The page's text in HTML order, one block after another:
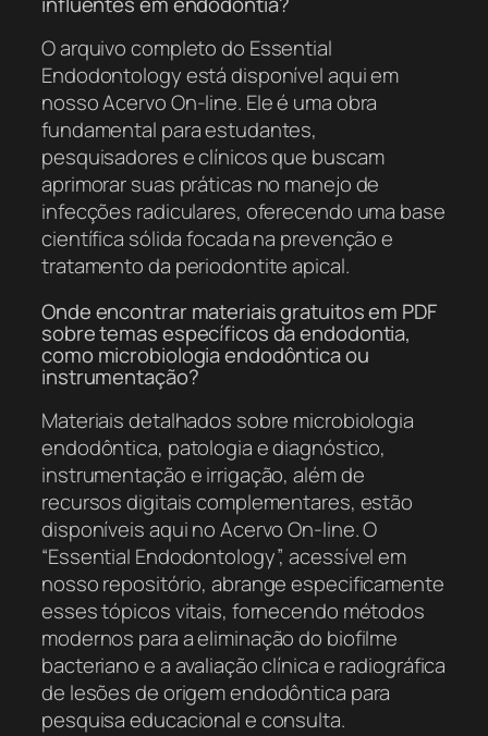
O arquivo completo do Essential
Endodontology está disponível aqui em
nosso Acervo On-line. Ele é uma obra
fundamental para estudantes,
pesquisadores e clínicos que buscam
aprimorar suas práticas no manejo de
infecções radiculares, oferecendo uma base
científica sólida focada na prevenção e
tratamento da periodontite apical.
Onde encontrar materiais gratuitos em PDF
sobre temas específicos da endodontia,
como microbiologia endodôntica ou
instrumentação?
Materiais detalhados sobre microbiologia
endodôntica, patologia e diagnóstico,
instrumentação e irrigação, além de
recursos digitais complementares, estão
disponíveis aqui no Acervo On-line. O
“Essential Endodontology”, acessível em
nosso repositório, abrange especificamente
esses tópicos vitais, fornecendo métodos
modernos para a eliminação do biofilme
bacteriano e a avaliação clínica e radiográfica
de lesões de origem endodôntica para
pesquisa educacional e consulta.